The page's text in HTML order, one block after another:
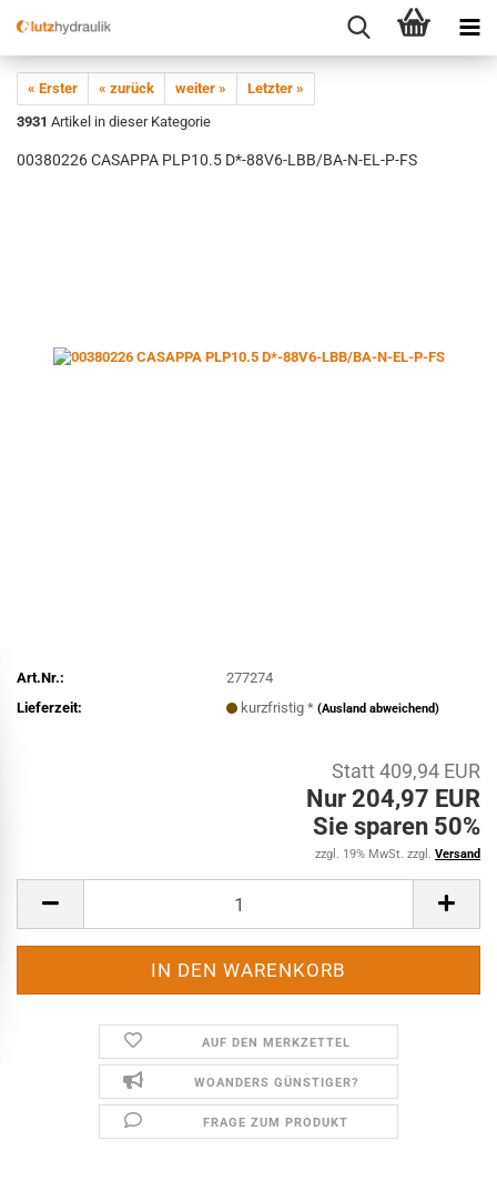
« Erster « zurück weiter »
Letzter »
3931 Artikel in dieser Kategorie
00380226 CASAPPA PLP10.5 D*-88V6-LBB/BA-N-EL-P-FS
Art.Nr.:
277274
Lieferzeit:
kurzfristig *(Ausland abweichend)
Statt 409,94 EUR
Nur 204,97 EUR
Sie sparen 50%
zzgl. 19% MwSt. zzgl. Versand
AUF DEN MERKZETTEL
WOANDERS GÜNSTIGER?
FRAGE ZUM PRODUKT